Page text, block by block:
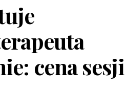
cena sesji